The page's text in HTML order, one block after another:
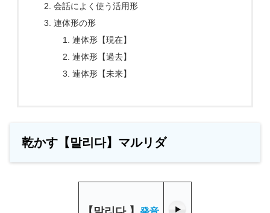
会話によく使う活用形
連体形の形
連体形【現在】
連体形【過去】
連体形【未来】
乾かす【말리다】マルリダ